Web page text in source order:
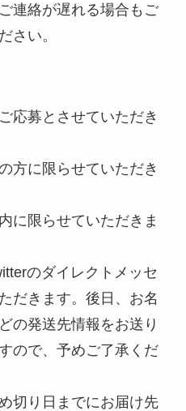
連絡が遅れる場合もご
さい。
応募とさせていただき
方に限らせていただき
に限らせていただきま
のダイレクトメッセ
だきます。後日、お名
の発送先情報をお送り
ので、予めご了承くだ
切り日までにお届け先